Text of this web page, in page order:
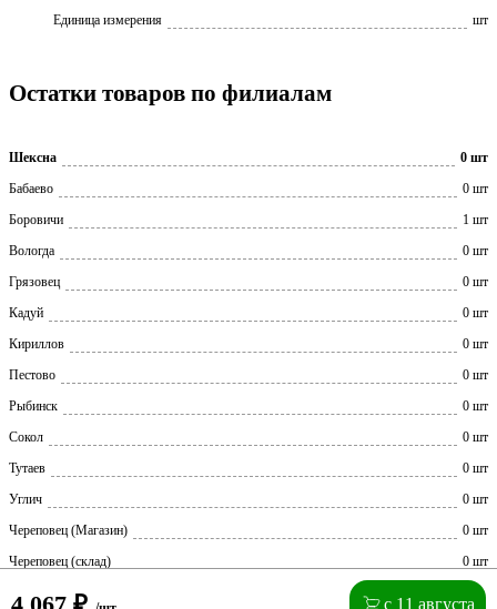
Единица измерения
шт
Остатки товаров по филиалам
Шексна
0 шт
Бабаево
0 шт
Боровичи
1 шт
Вологда
0 шт
Грязовец
0 шт
Кадуй
0 шт
Кириллов
0 шт
Пестово
0 шт
Рыбинск
0 шт
Сокол
0 шт
Тутаев
0 шт
Углич
0 шт
Череповец (Магазин)
0 шт
Череповец (склад)
0 шт
с 11 августа